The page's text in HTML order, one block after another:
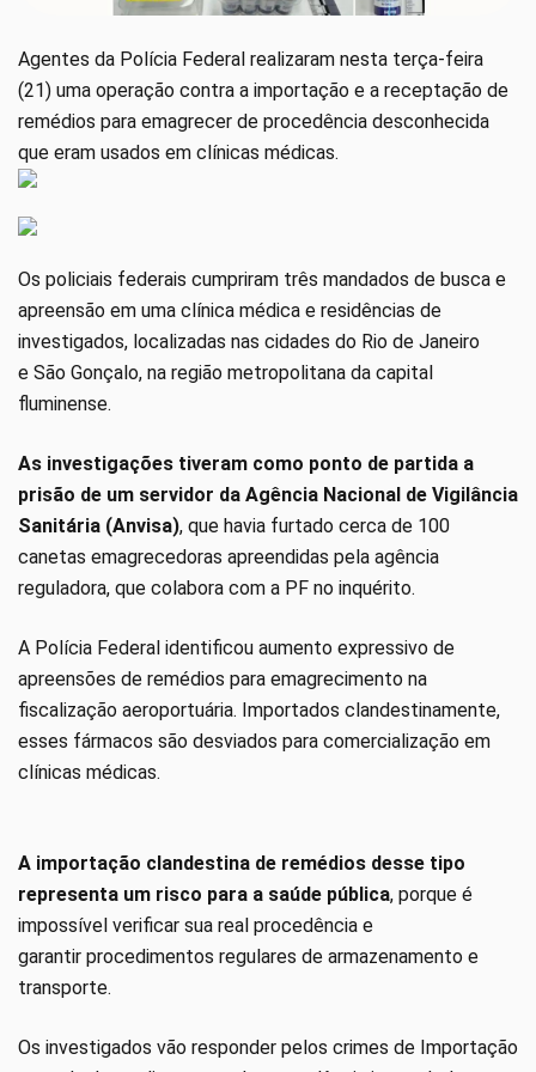
Agentes da Polícia Federal realizaram nesta terça-feira
(21) uma operação contra a importação e a receptação de
remédios para emagrecer de procedência desconhecida
que eram usados em clínicas médicas.
Os policiais federais cumpriram três mandados de busca e
apreensão em uma clínica médica e residências de
investigados, localizadas nas cidades do Rio de Janeiro
e São Gonçalo, na região metropolitana da capital
fluminense.
As investigações tiveram como ponto de partida a
prisão de um servidor da Agência Nacional de Vigilância
Sanitária (Anvisa), que havia furtado cerca de 100
canetas emagrecedoras apreendidas pela agência
reguladora, que colabora com a PF no inquérito.
A Polícia Federal identificou aumento expressivo de
apreensões de remédios para emagrecimento na
fiscalização aeroportuária. Importados clandestinamente,
esses fármacos são desviados para comercialização em
clínicas médicas.
A importação clandestina de remédios desse tipo
representa um risco para a saúde pública, porque é
impossível verificar sua real procedência e
garantir procedimentos regulares de armazenamento e
transporte.
Os investigados vão responder pelos crimes de Importação